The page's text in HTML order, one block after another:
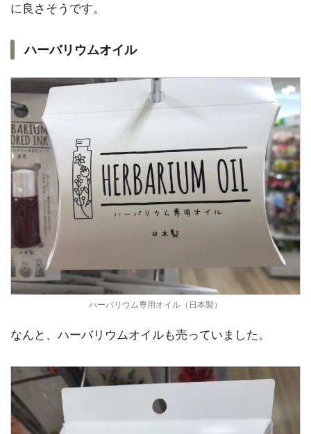
に良さそうです。
ハーバリウムオイル
ハーバリウム専用オイル（日本製）
なんと、ハーバリウムオイルも売っていました。